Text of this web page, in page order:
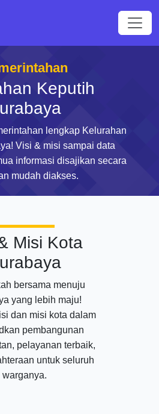
Keputih
lengkap Kelurahan
Visi & misi sampai data
informasi disajikan secara
mudah diakses.
Misi Kota
bersama menuju
yang lebih maju!
dan misi kota dalam
pembangunan
pelayanan terbaik,
untuk seluruh
warganya.